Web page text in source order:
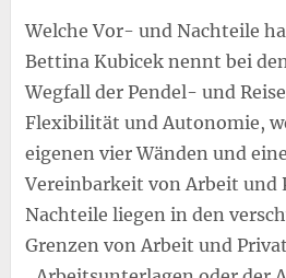
Welche Vor- und Nachteile
Bettina Kubicek nennt bei
Wegfall der Pendel- und
Flexibilität und Autonomie,
eigenen vier Wänden und
Vereinbarkeit von Arbeit und
Nachteile liegen in den
Grenzen von Arbeit und